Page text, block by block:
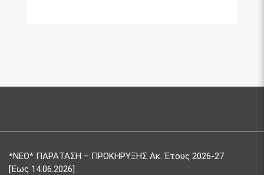
*ΝΕΟ* ΠΑΡΑΤΑΣΗ – ΠΡΟΚΗΡΥΞΗΣ Ακ. Έτους 2026-27
[Έως 14.06.2026]